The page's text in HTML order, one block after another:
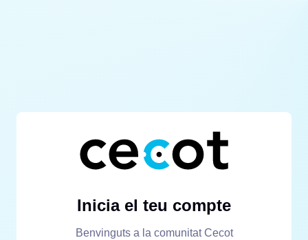
Inicia el teu compte
Benvinguts a la comunitat Cecot